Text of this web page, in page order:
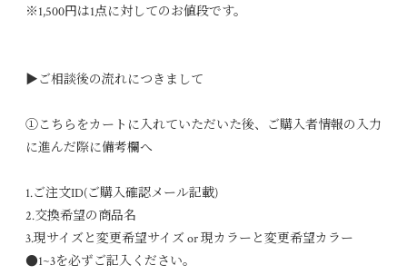
※1,500円は1点に対してのお値段です。
▶ご相談後の流れにつきまして
①こちらをカートに入れていただいた後、ご購入者情報の入力
に進んだ際に備考欄へ
1.ご注文ID(ご購入確認メール記載)
2.交換希望の商品名
3.現サイズと変更希望サイズ or 現カラーと変更希望カラー
●1~3を必ずご記入ください。